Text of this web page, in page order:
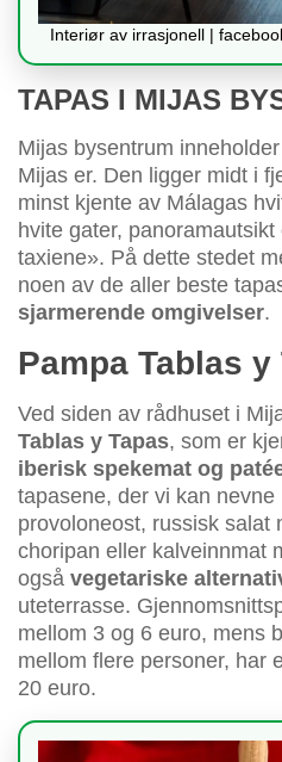
Interiør av irrasjonell |
TAPAS I MIJAS
Mijas bysentrum
Mijas er. Den ligger midt i
minst kjente av Málagas
hvite gater,
taxiene». På dette stedet
noen av de aller beste
sjarmerende omgivelser.
Pampa Tablas y
Ved siden av rådhuset i
Tablas y Tapas, som er
iberisk spekemat og
tapasene, der vi kan nevne
provoloneost, russisk salat
choripan eller kalveinnmat
også vegetariske
uteterrasse.
mellom 3 og 6 euro, mens
mellom flere personer, har
20 euro.